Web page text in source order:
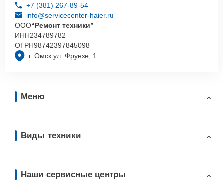
г. Омск ул. Фрунзе, 1
+7 (381) 267-89-54
info@servicecenter-haier.ru
ООО“Ремонт техники”
ИНН234789782
ОГРН98742397845098
Меню
Виды техники
Наши сервисные центры